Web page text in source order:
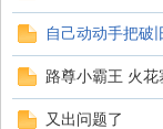
自己动动手把破
路尊小霸王 火
又出问题了